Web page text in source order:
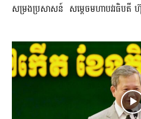
សម្រងប្រសាសន៍ សម្ដេចមហាបវរធិបតី